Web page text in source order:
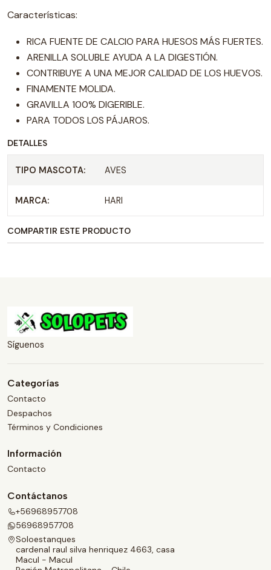
Características:
RICA FUENTE DE CALCIO PARA HUESOS MÁS FUERTES.
ARENILLA SOLUBLE AYUDA A LA DIGESTIÓN.
CONTRIBUYE A UNA MEJOR CALIDAD DE LOS HUEVOS.
FINAMENTE MOLIDA.
GRAVILLA 100% DIGERIBLE.
PARA TODOS LOS PÁJAROS.
DETALLES
TIPO MASCOTA: AVES
MARCA: HARI
COMPARTIR ESTE PRODUCTO
Síguenos
Categorías
Contacto
Despachos
Términos y Condiciones
Información
Contacto
Contáctanos
+56968957708
56968957708
Soloestanques
cardenal raul silva henriquez 4663, casa
Macul - Macul